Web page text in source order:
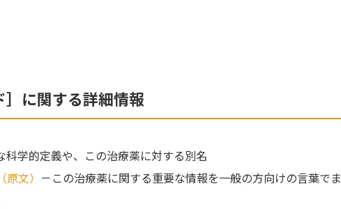
に関する詳細情報
科学的定義や、この治療薬に対する別名
文） －この治療薬に関する重要な情報を一般の方向けの言葉でま